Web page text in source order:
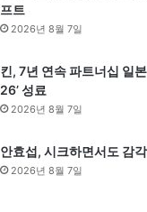
프트
2026년 8월 7일
킨, 7년 연속 파트너십 일
26’ 성료
2026년 8월 7일
안효섭, 시크하면서도 감
2026년 8월 7일